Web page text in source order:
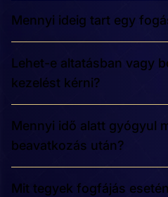
Mennyi ideig tart egy
Lehet-e altatásban vagy
kezelést kérni?
Mennyi idő alatt gyógyul
beavatkozás után?
Mit tegyek fogfájás